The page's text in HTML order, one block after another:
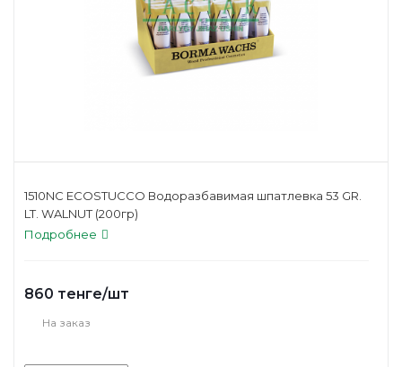
1510NC ECOSTUCCO Водоразбавимая шпатлевка 53 GR.
LT. WALNUT (200гр)
Подробнее
860 тенге/шт
На заказ